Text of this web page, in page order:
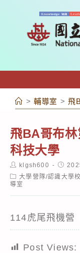
容
> 輔導室 > 飛
飛BA哥布
科技大學
Post
author:
klgsh600
Post
Post
category:
大學營隊/認識大學
導室
114虎尾飛機營
Post Views: